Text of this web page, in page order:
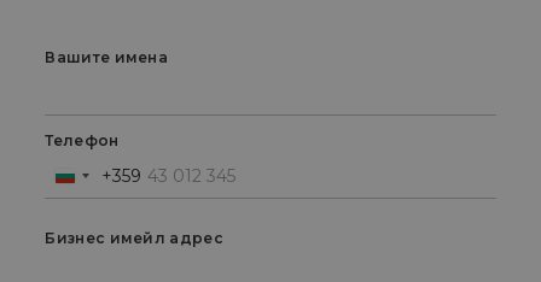
Вашите имена
Телефон
Bulgaria
+359
+359
Бизнес имейл адрес